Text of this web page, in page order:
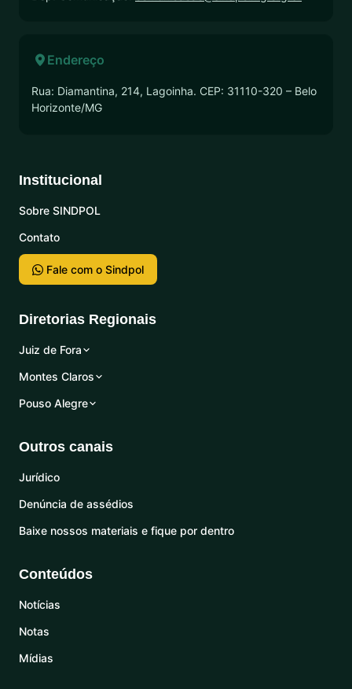
Endereço
Rua: Diamantina, 214, Lagoinha. CEP: 31110-320 – Belo
Horizonte/MG
Institucional
Sobre SINDPOL
Contato
Fale com o Sindpol
Diretorias Regionais
Juiz de Fora
Montes Claros
Pouso Alegre
Outros canais
Jurídico
Denúncia de assédios
Baixe nossos materiais e fique por dentro
Conteúdos
Notícias
Notas
Mídias